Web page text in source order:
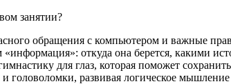
занятии?
обращения с компьютером и важные
откуда она берется, какими
для глаз, которая поможет
головоломки, развивая логическое